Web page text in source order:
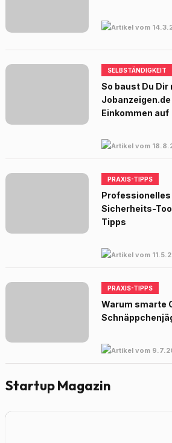
SELBSTÄNDIGKEIT
So baust Du
Einkommen auf
PRAXIS-TIPPS
Sicherheits-
Tipps
PRAXIS-TIPPS
Warum smarte
Startup Magazin